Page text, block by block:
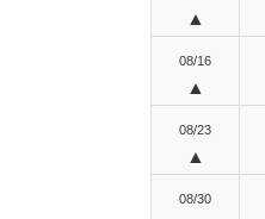
▲
08/16
▲
08/23
▲
08/30